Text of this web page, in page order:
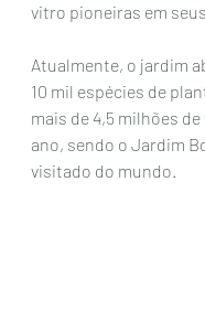
vitro pioneiras em
Atualmente, o jardim
10 mil espécies de
mais de 4,5 milhões
ano, sendo o Jardim
visitado do mundo.